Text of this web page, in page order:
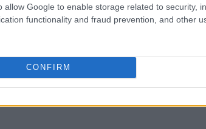
allow Google to enable storage related to security,
functionality and fraud prevention, and other
CONFIRM